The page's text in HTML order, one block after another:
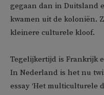
gegaan dan in Duitsland
kwamen uit de koloniën.
kleinere culturele kloof.
Tegelijkertijd is Frankrijk
In Nederland is het nu
essay ‘Het multiculturele